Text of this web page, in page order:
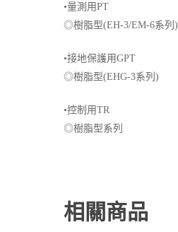
•量測用PT
◎樹脂型(EH-3/EM-6系列)
•接地保護用GPT
◎樹脂型(EHG-3系列)
•控制用TR
◎樹脂型系列
相關商品